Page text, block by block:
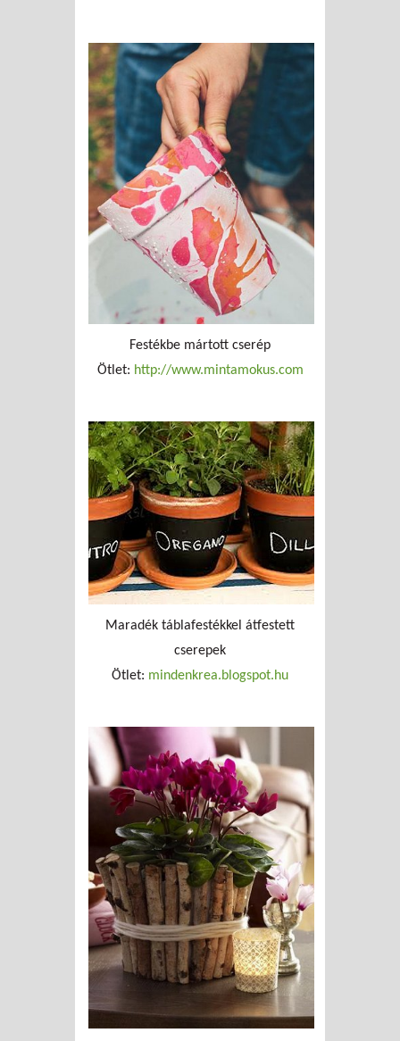
Festékbe mártott cserép
Ötlet: http://www.mintamokus.com
Maradék táblafestékkel átfestett
cserepek
Ötlet: mindenkrea.blogspot.hu